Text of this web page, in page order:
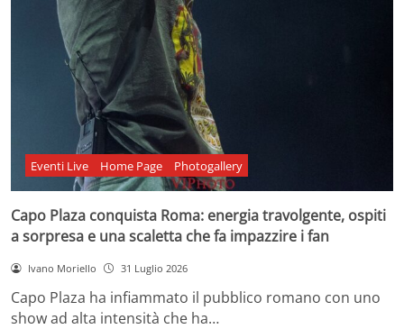
Eventi Live Home Page Photogallery
Capo Plaza conquista Roma: energia travolgente, ospiti
a sorpresa e una scaletta che fa impazzire i fan
Ivano Moriello 31 Luglio 2026
Capo Plaza ha infiammato il pubblico romano con uno
show ad alta intensità che ha…